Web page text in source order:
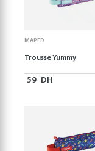
MAPED
Trousse Yummy
59 DH